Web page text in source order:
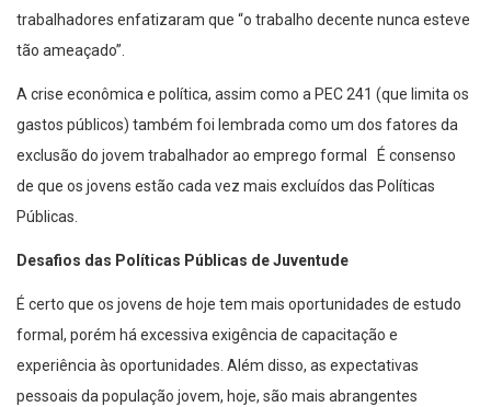
trabalhadores enfatizaram que “o trabalho decente nunca esteve
tão ameaçado”.
A crise econômica e política, assim como a PEC 241 (que limita os
gastos públicos) também foi lembrada como um dos fatores da
exclusão do jovem trabalhador ao emprego formal É consenso
de que os jovens estão cada vez mais excluídos das Políticas
Públicas.
Desafios das Políticas Públicas de Juventude
É certo que os jovens de hoje tem mais oportunidades de estudo
formal, porém há excessiva exigência de capacitação e
experiência às oportunidades. Além disso, as expectativas
pessoais da população jovem, hoje, são mais abrangentes